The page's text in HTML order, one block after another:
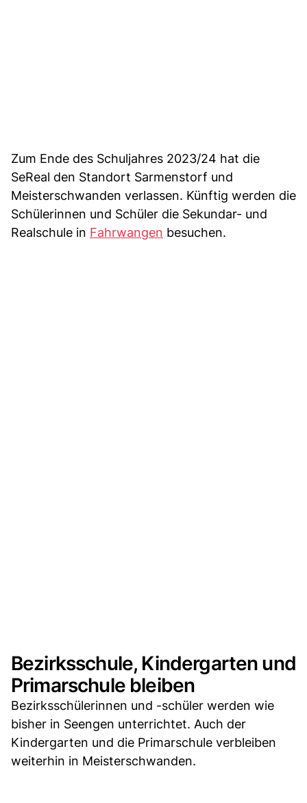
Zum Ende des Schuljahres 2023/24 hat die
SeReal den Standort Sarmenstorf und
Meisterschwanden verlassen. Künftig werden die
Schülerinnen und Schüler die Sekundar- und
Realschule in Fahrwangen besuchen.
Bezirksschule, Kindergarten und
Primarschule bleiben
Bezirksschülerinnen und -schüler werden wie
bisher in Seengen unterrichtet. Auch der
Kindergarten und die Primarschule verbleiben
weiterhin in Meisterschwanden.